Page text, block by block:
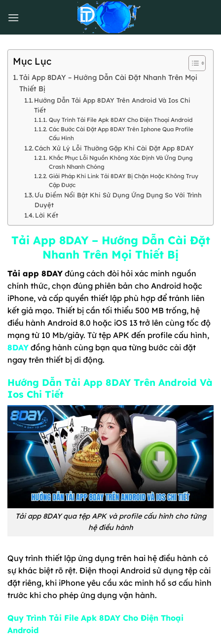
qua
Mục Lục
Tải App 8DAY – Hướng Dẫn Cài Đặt Nhanh Trên Mọi
Thiết Bị
Hướng Dẫn Tải App 8DAY Trên Android Và Ios Chi
Tiết
Quy Trình Tải File Apk 8DAY Cho Điện Thoại Android
Các Bước Cài Đặt App 8DAY Trên Iphone Qua Profile
Cấu Hình
Cách Xử Lý Lỗi Thường Gặp Khi Cài Đặt App 8DAY
Khắc Phục Lỗi Nguồn Không Xác Định Và Ứng Dụng
Crash Nhanh Chóng
Giải Pháp Khi Link Tải 8DAY Bị Chặn Hoặc Không Truy
Cập Được
Ưu Điểm Nổi Bật Khi Sử Dụng Ứng Dụng So Với Trình
Duyệt
Lời Kết
Tải App 8DAY – Hướng Dẫn Cài Đặt
Nhanh Trên Mọi Thiết Bị
Tải app 8DAY đúng cách đòi hỏi xác minh nguồn
chính thức, chọn đúng phiên bản cho Android hoặc
iPhone, và cấp quyền thiết lập phù hợp để tránh liên
kết giả mạo. Thiết bị cần tối thiểu 500 MB trống, hệ
điều hành Android 8.0 hoặc iOS 13 trở lên cùng tốc độ
mạng từ 10 Mb/giây. Từ tệp APK đến profile cấu hình,
8DAY đồng hành cùng bạn qua từng bước cài đặt
ngay trên thiết bị di động.
Hướng Dẫn Tải App 8DAY Trên Android Và
Ios Chi Tiết
Tải app 8DAY qua tệp APK và profile cấu hình cho từng
hệ điều hành
Quy trình thiết lập ứng dụng trên hai hệ điều hành có
sự khác biệt rõ rệt. Điện thoại Android sử dụng tệp cài
đặt riêng, khi iPhone yêu cầu xác minh hồ sơ cấu hình
trước khi cho phép ứng dụng vận hành.
Quy Trình Tải File Apk 8DAY Cho Điện Thoại
Android